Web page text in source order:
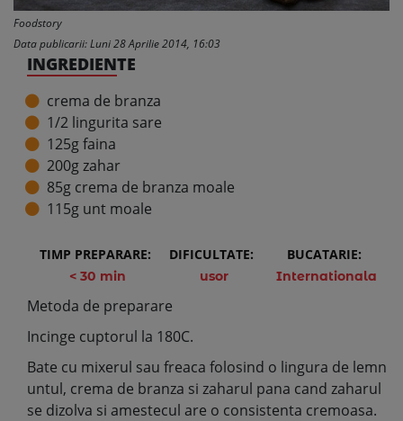
Foodstory
Data publicarii: Luni 28 Aprilie 2014, 16:03
TIMP PREPARARE:
< 30 min
DIFICULTATE:
usor
BUCATARIE:
Internationala
Metoda de preparare
Incinge cuptorul la 180C.
Bate cu mixerul sau freaca folosind o lingura de lemn
untul, crema de branza si zaharul pana cand zaharul
se dizolva si amestecul are o consistenta cremoasa.
INGREDIENTE
crema de branza
1/2 lingurita sare
125g faina
200g zahar
85g crema de branza moale
115g unt moale